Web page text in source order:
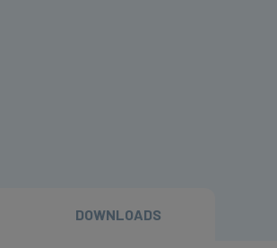
DOWNLOADS